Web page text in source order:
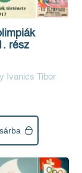
rész
Ivanics Tibor